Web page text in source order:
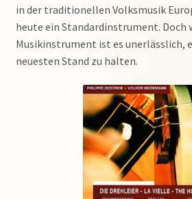
in der traditionellen Volksmusik
heute ein Standardinstrument. Doch
Musikinstrument ist es unerlässlich,
neuesten Stand zu halten.